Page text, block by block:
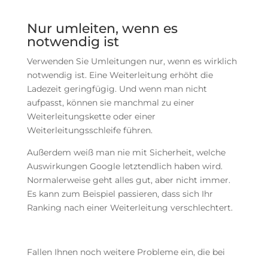
Nur umleiten, wenn es
notwendig ist
Verwenden Sie Umleitungen nur, wenn es wirklich
notwendig ist. Eine Weiterleitung erhöht die
Ladezeit geringfügig. Und wenn man nicht
aufpasst, können sie manchmal zu einer
Weiterleitungskette oder einer
Weiterleitungsschleife führen.
Außerdem weiß man nie mit Sicherheit, welche
Auswirkungen Google letztendlich haben wird.
Normalerweise geht alles gut, aber nicht immer.
Es kann zum Beispiel passieren, dass sich Ihr
Ranking nach einer Weiterleitung verschlechtert.
Fallen Ihnen noch weitere Probleme ein, die bei